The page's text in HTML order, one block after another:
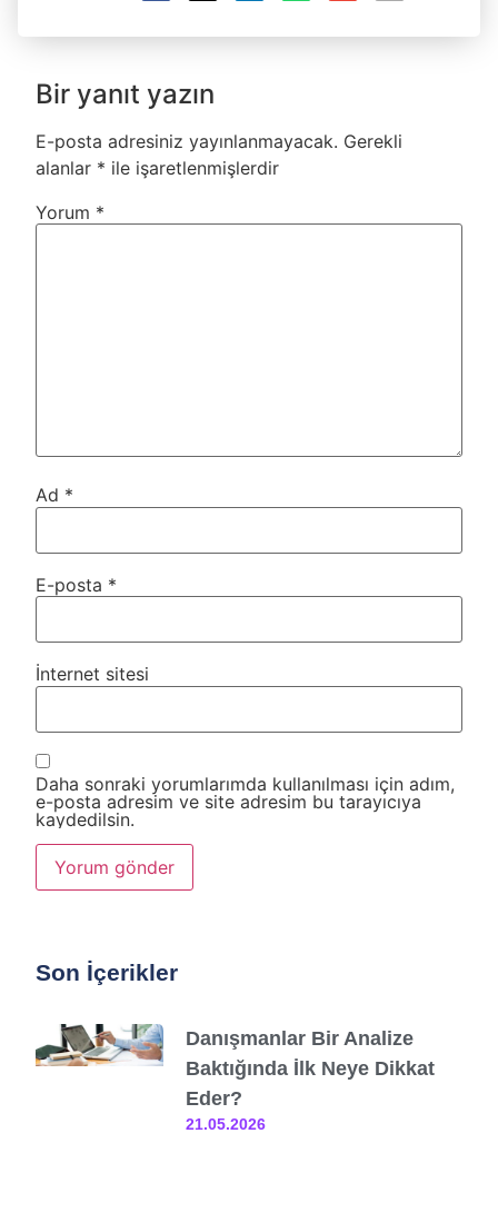
Bir yanıt yazın
E-posta adresiniz yayınlanmayacak. Gerekli
alanlar * ile işaretlenmişlerdir
Yorum *
Ad *
E-posta *
İnternet sitesi
Daha sonraki yorumlarımda kullanılması için adım,
e-posta adresim ve site adresim bu tarayıcıya
kaydedilsin.
Son İçerikler
Danışmanlar Bir Analize
Baktığında İlk Neye Dikkat
Eder?
21.05.2026